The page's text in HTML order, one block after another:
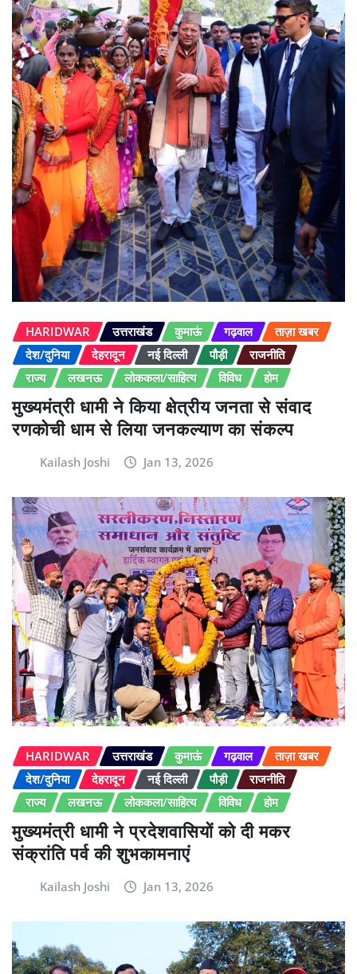
HARIDWAR उत्तराखंड कुमाऊं गढ़वाल
ताज़ा खबर
देश/दुनिया
देहरादून नई दिल्ली पौड़ी
राजनीति
राज्य
लखनऊ लोककला/साहित्य विविध होम
मुख्यमंत्री धामी ने किया क्षेत्रीय जनता से संवाद
रणकोची धाम से लिया जनकल्याण का संकल्प
Kailash Joshi Jan 13, 2026
HARIDWAR उत्तराखंड कुमाऊं गढ़वाल
ताज़ा खबर
देश/दुनिया
देहरादून नई दिल्ली पौड़ी
राजनीति
राज्य
लखनऊ लोककला/साहित्य विविध होम
मुख्यमंत्री धामी ने प्रदेशवासियों को दी मकर
संक्रांति पर्व की शुभकामनाएं
Kailash Joshi Jan 13, 2026